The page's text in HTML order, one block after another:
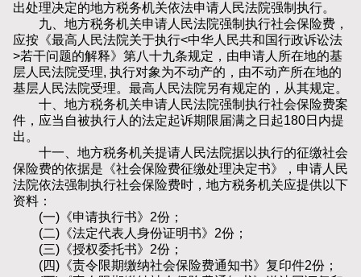
出处理决定的地方税务机关依法申请人民法院强制执行。
九、地方税务机关申请人民法院强制执行社会保险费，
应按《最高人民法院关于执行<中华人民共和国行政诉讼法
>若干问题的解释》第八十九条规定，由申请人所在地的基
层人民法院受理, 执行对象为不动产的，由不动产所在地的
基层人民法院受理。最高人民法院另有规定的，从其规定。
十、地方税务机关申请人民法院强制执行社会保险费案
件，应当自被执行人的法定起诉期限届满之日起180日内提
出。
十一、地方税务机关提请人民法院据以执行的征缴社会
保险费的依据是《社会保险费征缴处理决定书》，申请人民
法院依法强制执行社会保险费时，地方税务机关应提供以下
资料：
(一)《申请执行书》2份；
(二)《法定代表人身份证明书》2份；
(三)《授权委托书》2份；
(四)《责令限期缴纳社会保险费通知书》复印件2份；